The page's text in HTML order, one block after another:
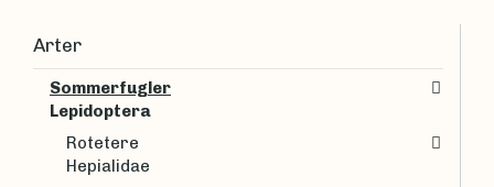
Arter
Sommerfugler
Lepidoptera
Rotetere
Hepialidae